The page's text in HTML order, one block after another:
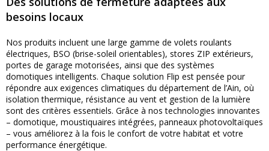
besoins locaux
Nos produits incluent une large gamme de volets roulants
électriques, BSO (brise-soleil orientables), stores ZIP extérieurs,
portes de garage motorisées, ainsi que des systèmes
domotiques intelligents. Chaque solution Flip est pensée pour
répondre aux exigences climatiques du département de l’Ain, où
isolation thermique, résistance au vent et gestion de la lumière
sont des critères essentiels. Grâce à nos technologies innovantes
– domotique, moustiquaires intégrées, panneaux photovoltaïques
– vous améliorez à la fois le confort de votre habitat et votre
performance énergétique.